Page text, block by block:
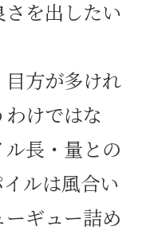
を出したい
方が多けれ
けではな
ル長・量との
ルは風合い
ギュー詰め